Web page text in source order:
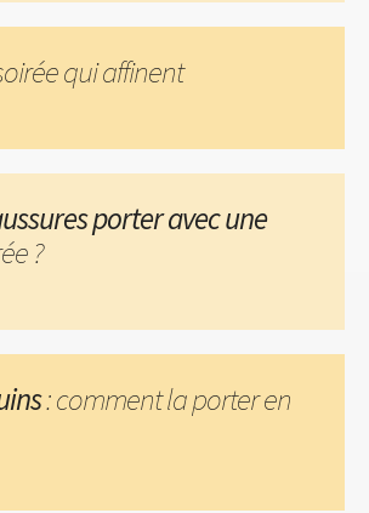
qui affinent
porter avec une
?
: comment la porter en